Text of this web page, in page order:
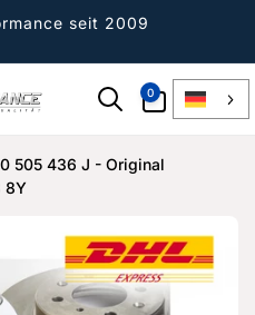
seit 2009
0
Artikel
505 436 J - Original
8Y